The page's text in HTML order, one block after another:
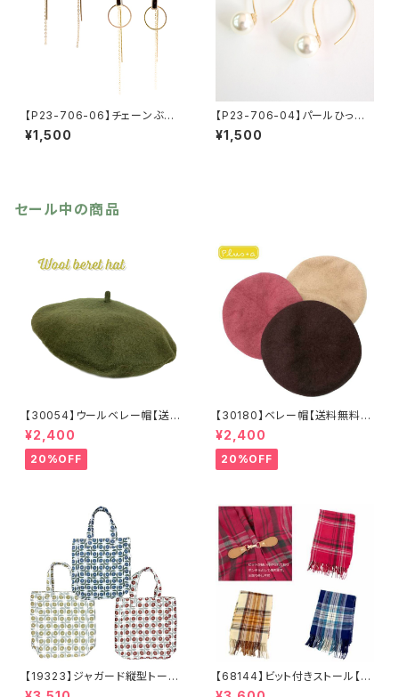
【P23-706-06】チェーンぶら
下がりピアス【送料無料】ピア
ス ぶら下がりピアス ブラッ
¥1,500
【P23-706-04】パールひっか
けピアス【送料無料】ひっかけピ
アス フープピアス
¥1,500
セール中の商品
【30054】ウールベレー帽【送料
無料】帽子 カーキ グリー
ン 秋冬 フェルトベレー レト
ロ 無地 チョボ シンプル
¥2,400
20%OFF
【30180】ベレー帽【送料無料】
フレンチ ベーシック 無地
ベージュ パープル ブラウ
ン シンプル ハット 秋冬
ウールベレー バスクベレー
¥2,400
20%OFF
【19323】ジャガード縦型トート
【送料無料】トレンド トートバッ
【68144】ビット付きストール【送
料無料】チェック柄 大判ストー